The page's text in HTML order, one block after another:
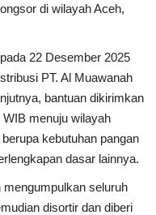
di wilayah Aceh,
22 Desember 2025
PT. Al Muawanah
bantuan dikirimkan
menuju wilayah
kebutuhan pangan
dasar lainnya.
seluruh
disortir dan diberi